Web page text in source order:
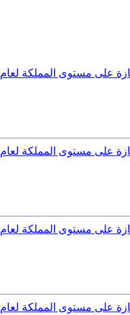
مستوى المملكة لعام 2015
مستوى المملكة لعام 2015
مستوى المملكة لعام 2015
مستوى المملكة لعام 2015